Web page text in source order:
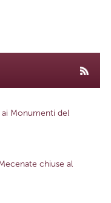
Monumenti del
chiuse al